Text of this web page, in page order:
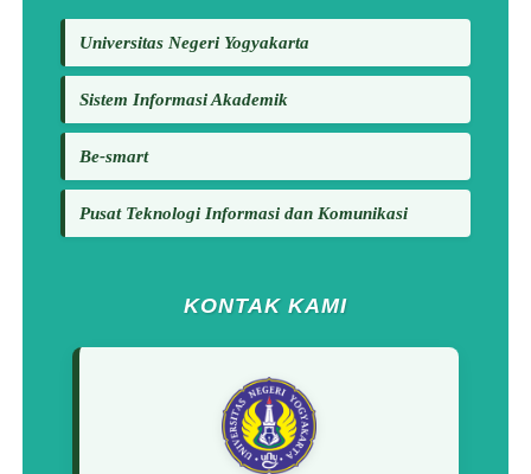
Universitas Negeri Yogyakarta
Sistem Informasi Akademik
Be-smart
Pusat Teknologi Informasi dan Komunikasi
KONTAK KAMI